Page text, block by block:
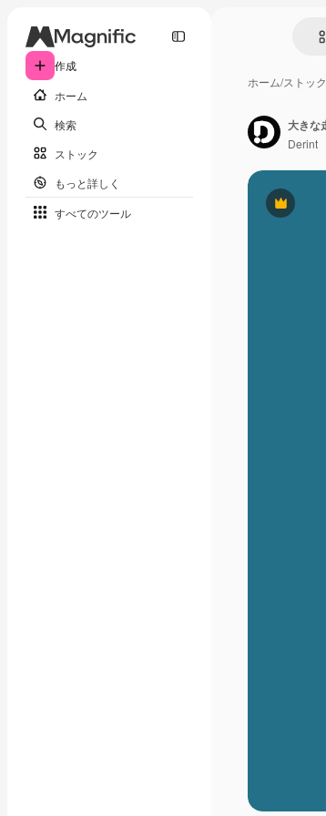
作成
ホーム
検索
ストック
もっと詳しく
すべてのツール
ホーム/ストック
Premium
Derint